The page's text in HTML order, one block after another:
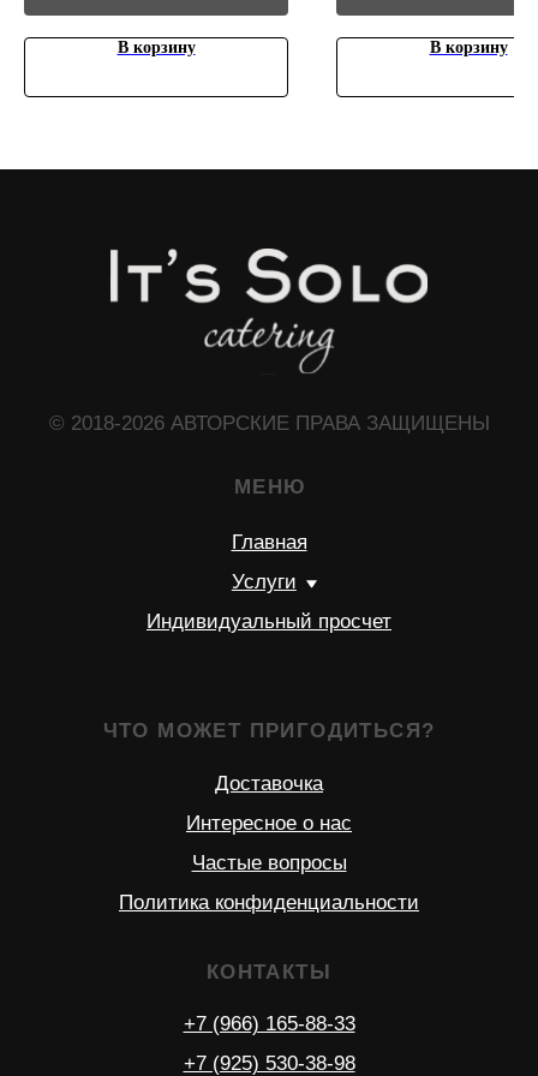
В корзину В корзину
+7 (966) 165-88-33
+7 (925) 530-38-98
solocatering15@gmail.com
ЧТО МОЖЕТ ПРИГОДИТЬСЯ?
Доставочка